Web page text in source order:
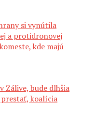
si vynútila
a protidronovej
kde majú
Zálive, bude dlhšia
koalícia